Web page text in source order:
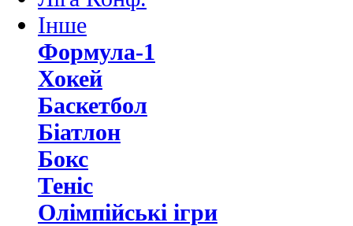
Інше
Формула-1
Хокей
Баскетбол
Біатлон
Бокс
Теніс
Олімпійські ігри